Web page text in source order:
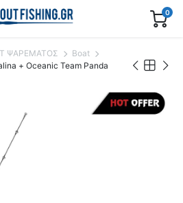
0
ΨΑΡΕΜΑΤΟΣ
Boat
+ Oceanic Team Panda